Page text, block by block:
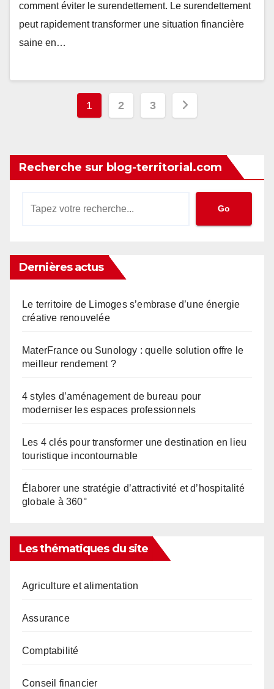
comment éviter le surendettement. Le surendettement
peut rapidement transformer une situation financière
saine en…
Pagination
publications
1 2 3
Recherche sur blog-territorial.com
Go
Dernières actus
Le territoire de Limoges s’embrase d’une énergie
créative renouvelée
MaterFrance ou Sunology : quelle solution offre le
meilleur rendement ?
4 styles d’aménagement de bureau pour
moderniser les espaces professionnels
Les 4 clés pour transformer une destination en lieu
touristique incontournable
Élaborer une stratégie d’attractivité et d’hospitalité
globale à 360°
Les thématiques du site
Agriculture et alimentation
Assurance
Comptabilité
Conseil financier